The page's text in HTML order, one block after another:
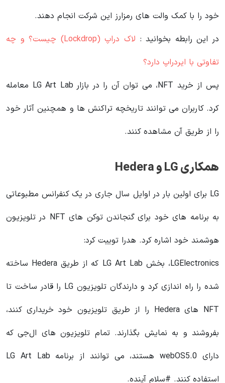
خود را با کمک والت های رمزارز این شرکت انجام دهند.
در این رابطه بخوانید‌ :
لاک دراپ (Lockdrop) چیست؟ و چه
تفاوتی با ایردراپ دارد؟
پس از خرید NFT، می توان آن را در بازار LG Art Lab معامله
کرد. کاربران می‌ توانند تاریخچه تراکنش‌ ها و همچنین آثار خود
را از طریق آن مشاهده کنند.
همکاری LG و Hedera
LG برای اولین بار در اوایل سال جاری در یک کنفرانس مطبوعاتی
به برنامه‌ های خود برای گنجاندن توکن های NFT در تلویزیون
هوشمند خود اشاره کرد. هدرا توییت کرد:
LGElectronics، بخش LG Art Lab که از طریق Hedera ساخته
شده را راه‌ اندازی کرد و دارندگان تلویزیون LG را قادر ساخت تا
NFT های Hedera را از طریق تلویزیون خود خریداری کنند،
بفروشند و به نمایش بگذارند. تمام تلویزیون‌ های ال‌جی که
دارای webOS5.0 هستند، می‌ توانند از برنامه LG Art Lab
استفاده کنند. #سلام آینده.